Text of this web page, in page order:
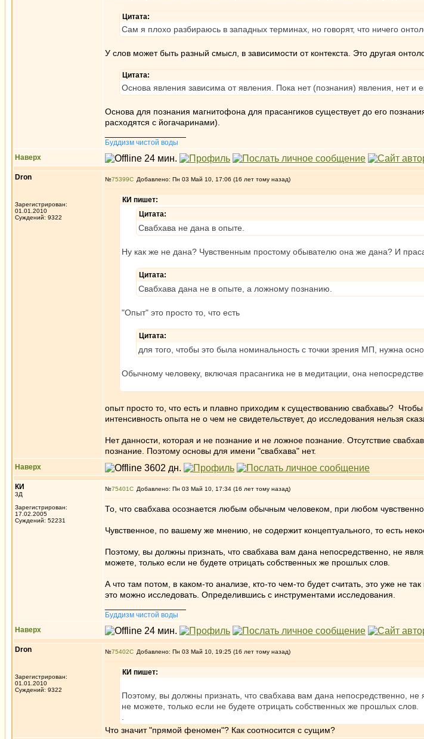
Цитата:
Сам я плохо разбираюсь в западных терминах, но говорят, что ничего
У слов может быть разный смысл, в зависимости от контекста. Это другая
Цитата:
Основа явления зависима от явления. Пока нет (познания) явления, нет и
Основа для познания магнитофона для прасангиков существует до его
расходятся с йогачаринами).
Буддизм чистой воды
Наверх
Dron
Зарегистрирован:
01.01.2010
Суждений: 9322
№75399 Добавлено: Пн 03 Май 10, 17:06 (16 лет тому назад)
КИ пишет:
Цитата:
Свабхава не дана в опыте.
Ну как же не дана? Чувственным простому обывателю она же дана? И
Цитата:
Свабхава дана не в опыте, а ложному познанию.
"Опыт" это просто то, что есть
Цитата:
для того, чтобы это была номинальность с точки зрения МП, нужна
Обычному человеку, включая прасангика не в медитации, она
опыт просто то, что есть и плавно приходим к существованию свабхавы?
интенсивность опыта не о чем не свидетельствует, до исследования нельзя
Нет данности, которая и не познание и не ложное познание. Отсутствие
познание. Поэтому основы для имени "свабхава" нет.
Наверх
КИ
3Д
Зарегистрирован:
17.02.2005
Суждений: 52231
№75401 Добавлено: Пн 03 Май 10, 17:34 (16 лет тому назад)
То, что свабхава осознается любым обычным человеком, при любом
Чувственное, по вашему же мнению, не содержит концептуального, то есть
Поэтому, вы должны признать, что свабхава вам дана непосредственно, не
можете, только если не будете отрицать собственных же прошлых слов.
А что там потом, в каком-то анализе, кто-то чем-то будет считать, это уже не
это можно исследовать. Определившись с инструментами исследования.
Буддизм чистой воды
Наверх
Dron
Зарегистрирован:
01.01.2010
Суждений: 9322
№75402 Добавлено: Пн 03 Май 10, 19:25 (16 лет тому назад)
КИ пишет:
Поэтому, вы должны признать, что свабхава вам дана
не можете, только если не будете отрицать собственных же прошлых слов.
Что значит "прямой феномен"? Как соотносится с сущим?